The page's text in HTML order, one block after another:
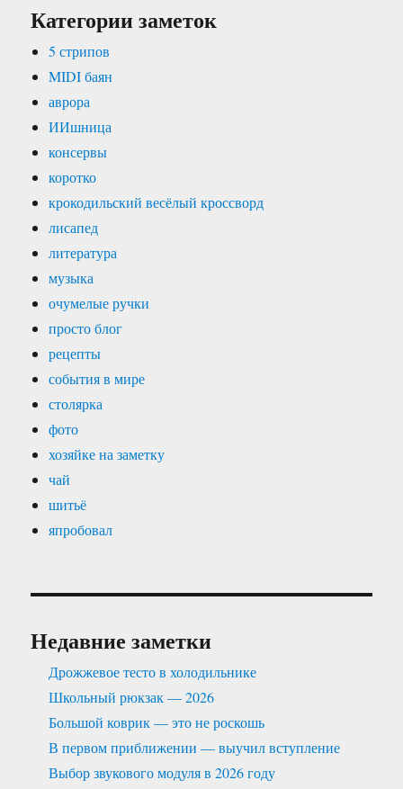
Категории заметок
5 стрипов
MIDI баян
аврора
ИИшница
консервы
коротко
крокодильский весёлый кроссворд
лисапед
литература
музыка
очумелые ручки
просто блог
рецепты
события в мире
столярка
фото
хозяйке на заметку
чай
шитьё
япробовал
Недавние заметки
Дрожжевое тесто в холодильнике
Школьный рюкзак — 2026
Большой коврик — это не роскошь
В первом приближении — выучил вступление
Выбор звукового модуля в 2026 году